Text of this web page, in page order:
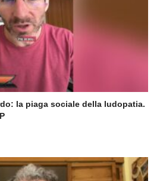
la piaga sociale della ludopatia.